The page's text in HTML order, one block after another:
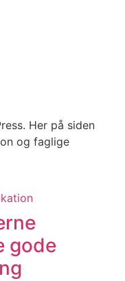
Her på siden
og faglige
gode